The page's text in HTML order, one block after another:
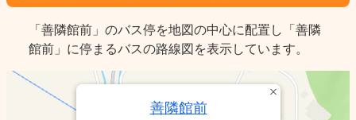
「善隣館前」のバス停を地図の中心に配置し「善隣
館前」に停まるバスの路線図を表示しています。
善隣館前